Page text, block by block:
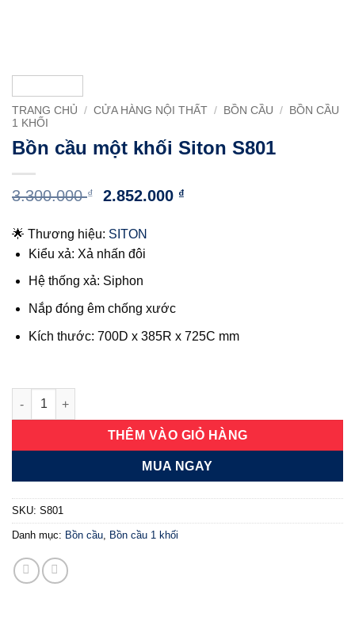
TRANG CHỦ / CỬA HÀNG NỘI THẤT / BỒN CẦU /
BỒN CẦU
1 KHỐI
Bồn cầu một khối Siton S801
3.300.000₫
Giá
là:
3.300.000 ₫.
2.852.000 ₫
🌟 Thương hiệu: SITON
Kiểu xả: Xả nhấn đôi
Hệ thống xả: Siphon
Nắp đóng êm chống xước
Kích thước: 700D x 385R x 725C mm
Bồn cầu một khối Siton S801 số lượng
THÊM VÀO GIỎ HÀNG
MUA NGAY
SKU: S801
Danh mục: Bồn cầu, Bồn cầu 1 khối